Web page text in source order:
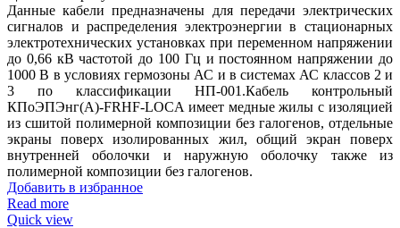
Данные кабели предназначены для передачи электрических
сигналов и распределения электроэнергии в стационарных
электротехнических установках при переменном напряжении
до 0,66 кВ частотой до 100 Гц и постоянном напряжении до
1000 В в условиях гермозоны АС и в системах АС классов 2 и
3 по классификации НП-001.Кабель контрольный
КПоЭПЭнг(А)-FRHF-LOCA имеет медные жилы с изоляцией
из сшитой полимерной композиции без галогенов, отдельные
экраны поверх изолированных жил, общий экран поверх
внутренней оболочки и наружную оболочку также из
полимерной композиции без галогенов.
Добавить в избранное
Read more
Quick view